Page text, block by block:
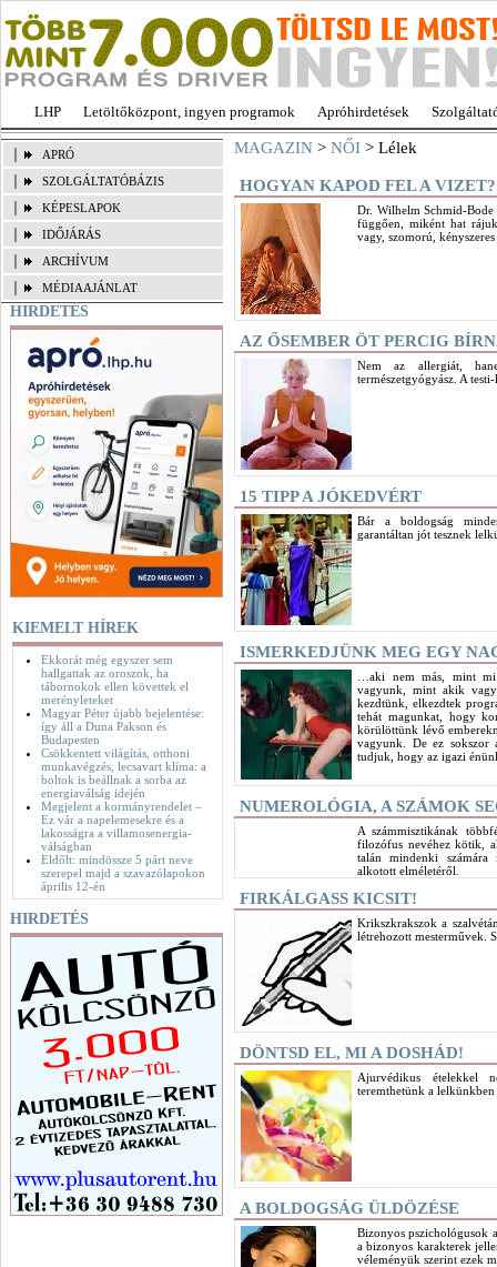
LHP Letöltőközpont, ingyen programok Apróhirdetések
APRÓ
SZOLGÁLTATÓBÁZIS
KÉPESLAPOK
IDŐJÁRÁS
ARCHÍVUM
MÉDIAAJÁNLAT
HIRDETÉS
KIEMELT HÍREK
Ekkorát még egyszer sem
hallgattak az oroszok, ha
tábornokok ellen követtek el
merényleteket
Magyar Péter újabb bejelentése:
így áll a Duna Pakson és
Budapesten
Csökkentett világítás, otthoni
munkavégzés, lecsavart klíma: a
boltok is beállnak a sorba az
energiaválság idején
Megjelent a kormányrendelet –
Ez vár a napelemesekre és a
lakosságra a villamosenergia-
válságban
Eldőlt: mindössze 5 párt neve
szerepel majd a szavazólapokon
április 12-én
HIRDETÉS
MAGAZIN > NŐI > Lélek
HOGYAN KAPOD FEL A VIZET?
Dr. Wilhelm Schmid-Bode
függően, miként hat
vagy, szomorú,
AZ ŐSEMBER ÖT PERCIG
Nem az allergiát,
természetgyógyász. A
15 TIPP A JÓKEDVÉRT
Bár a boldogság
garantáltan jót tesznek
ISMERKEDJÜNK MEG EGY
…aki nem más, mint
vagyunk, mint akik
kezdtünk, elkezdtek
tehát magunkat, hogy
körülöttünk lévő
vagyunk. De ez
tudjuk, hogy az igazi
NUMEROLÓGIA, A SZÁMOK
A számmisztikának
filozófus nevéhez kötik,
talán mindenki számára
alkotott elméletéről.
FIRKÁLGASS KICSIT!
Krikszkrakszok a
létrehozott mesterművek.
DÖNTSD EL, MI A DOSHÁD!
Ajurvédikus ételekkel
teremthetünk a lelkünkben
A BOLDOGSÁG ÜLDÖZÉSE
Bizonyos pszichológusok
a bizonyos karakterek
véleményük szerint ezek